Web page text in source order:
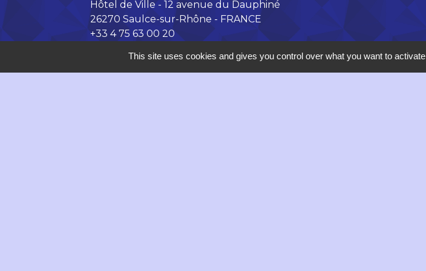
Hôtel de Ville - 12 avenue du Dauphiné
26270 Saulce-sur-Rhône - FRANCE
+33 4 75 63 00 20
Contact par formulaire
This site uses cookies and gives you control over what you want to activate